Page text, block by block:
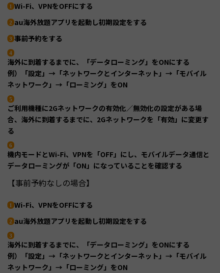
Wi-Fi、VPNをOFFにする
au海外放題アプリを起動し初期設定をする
事前予約をする
海外に到着するまでに、「データローミング」をONにする
例）「設定」→「ネットワークとインターネット」→「モバイル
ネットワーク」→「ローミング」をON
ご利用機種に2Gネットワークの有効化／無効化の設定がある場
合、海外に到着するまでに、2Gネットワークを「有効」に変更す
る
機内モードとWi-Fi、VPNを「OFF」にし、モバイルデータ通信と
データローミングが「ON」になっていることを確認する
【事前予約なしの場合】
Wi-Fi、VPNをOFFにする
au海外放題アプリを起動し初期設定をする
海外に到着するまでに、「データローミング」をONにする
例）「設定」→「ネットワークとインターネット」→「モバイル
ネットワーク」→「ローミング」をON